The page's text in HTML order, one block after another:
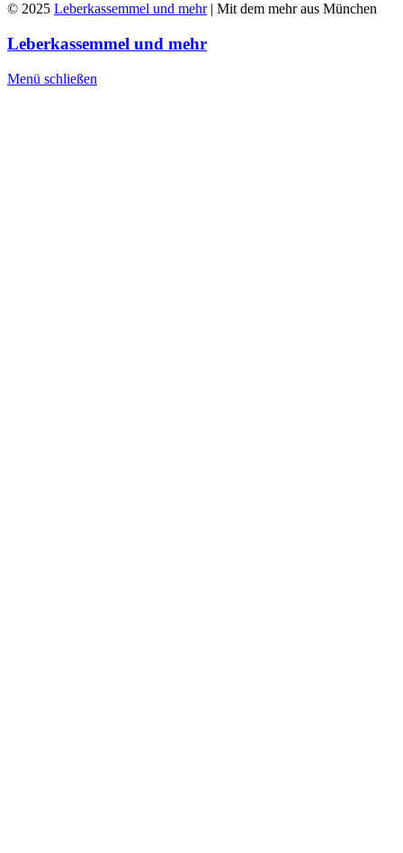
© 2025 Leberkassemmel und mehr| Mit dem mehr aus München
Leberkassemmel und mehr
Menü schließen